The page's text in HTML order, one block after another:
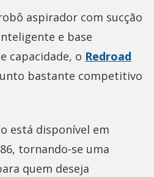
aspirador com sucção
e base
capacidade, o Redroad
bastante competitivo
está disponível em
tornando-se uma
quem deseja